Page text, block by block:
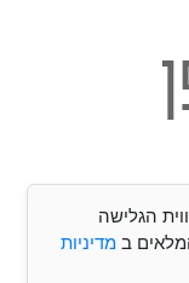
הגלישה
במדיניות